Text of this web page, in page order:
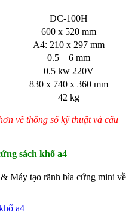
DC-100H
600 x 520 mm
A4: 210 x 297 mm
0.5 – 6 mm
0.5 kw 220V
830 x 740 x 360 mm
42 kg
về thông số kỹ thuật và cấu
sách khổ a4
Máy tạo rãnh bìa cứng mini về